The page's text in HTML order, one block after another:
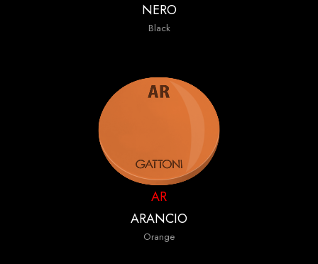
NERO
Black
AR
ARANCIO
Orange